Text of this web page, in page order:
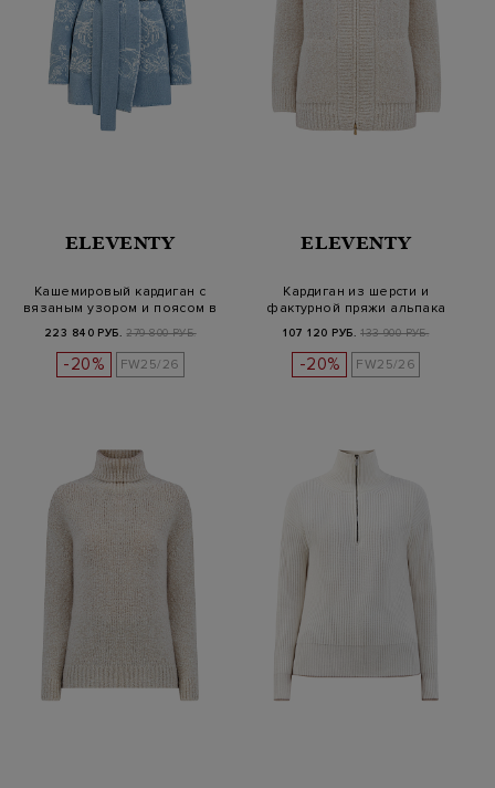
ELEVENTY
Кашемировый кардиган с
вязаным узором и поясом в
223 840 РУБ. 279 800 РУБ.
-20% FW25/26
ELEVENTY
Кардиган из шерсти и
фактурной пряжи альпака
107 120 РУБ. 133 900 РУБ.
-20% FW25/26